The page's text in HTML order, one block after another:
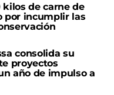
kilos de carne de
por incumplir las
consolida su
proyectos
año de impulso a